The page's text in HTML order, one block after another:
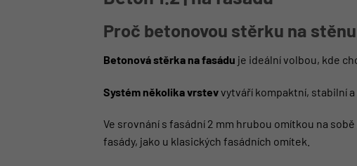
Proč betonovou stěrku na
Betonová stěrka na fasádu je ideální volbou, kde
Systém několika vrstevvytváří kompaktní, stabilní a
Ve srovnání s fasádní 2 mm hrubou omítkou na
fasády, jako u klasických fasádních omítek.